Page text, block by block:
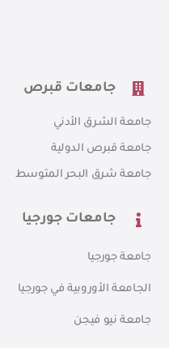
جامعات قبرص
جامعة الشرق الأدني
جامعة قبرص الدولية
جامعة شرق البحر المتوسط
جامعات جورجيا
جامعة جورجيا
الجامعة الأوروبية في جورجيا
جامعة نيو فيجن